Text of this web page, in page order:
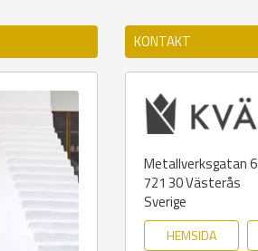
KONTAKT
Metallverksgatan 6
721 30Västerås
Sverige
HEMSIDA